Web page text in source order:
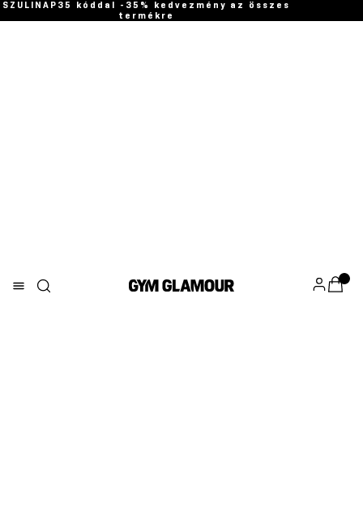
SZULINAP35 kóddal -35% kedvezmény az összes
termékre